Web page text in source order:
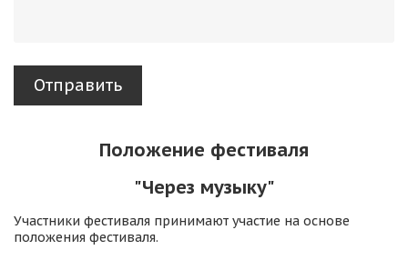
Отправить
Положение фестиваля
"Через музыку"
Участники фестиваля принимают участие на основе
положения фестиваля.